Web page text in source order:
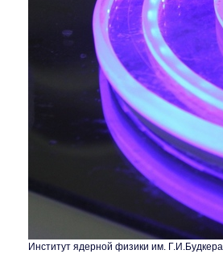
Институт ядерной физики им. Г.И.Будкера